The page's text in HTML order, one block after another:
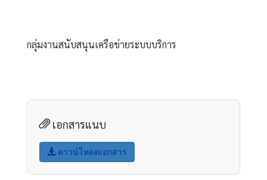
กลุ่มงานสนับสนุนเครือข่ายระบบบริการ
เอกสารแนบ
ดาวน์โหลดเอกสาร